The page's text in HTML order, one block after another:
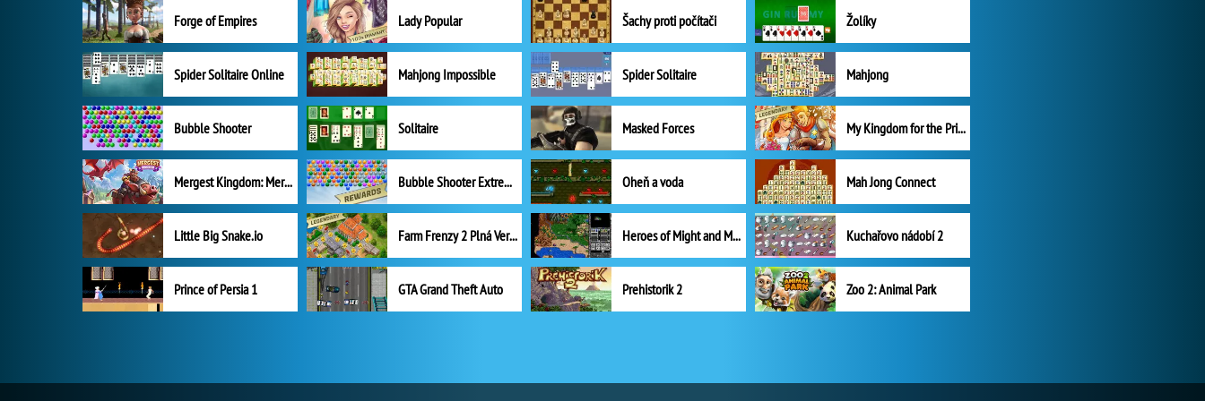
Forge of Empires Lady Popular Šachy proti počítači Žolíky
Spider Solitaire Online Mahjong Impossible Spider Solitaire Mahjong
Bubble Shooter Solitaire Masked Forces My Kingdom for the Princess Plná verze
Mergest Kingdom: Merge Puzzle Bubble Shooter Extreme Oheň a voda Mah Jong Connect
Little Big Snake.io Farm Frenzy 2 Plná Verze Heroes of Might and Magic II Kuchařovo nádobí 2
Prince of Persia 1 GTA Grand Theft Auto Prehistorik 2 Zoo 2: Animal Park